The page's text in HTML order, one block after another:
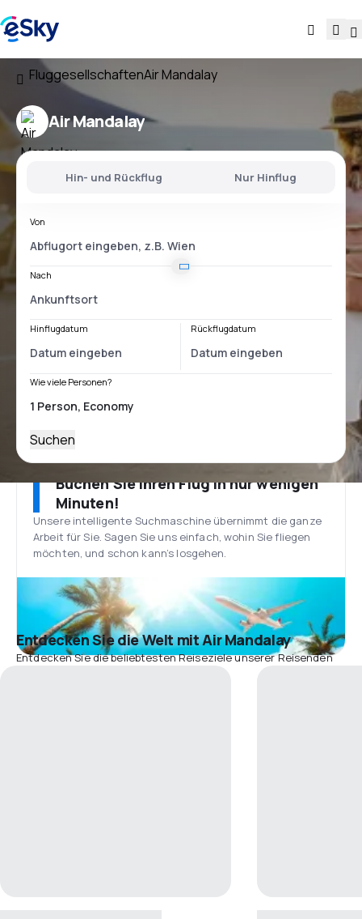
FluggesellschaftenAir Mandalay
Air Mandalay
Hin- und Rückflug Nur Hinflug
Von
Nach
Hinflugdatum Rückflugdatum
Wie viele Personen?
Suchen
Buchen Sie Ihren Flug in nur wenigen
Minuten!
Unsere intelligente Suchmaschine übernimmt die ganze
Arbeit für Sie. Sagen Sie uns einfach, wohin Sie fliegen
möchten, und schon kann’s losgehen.
Entdecken Sie die Welt mit Air Mandalay
Entdecken Sie die beliebtesten Reiseziele unserer Reisenden